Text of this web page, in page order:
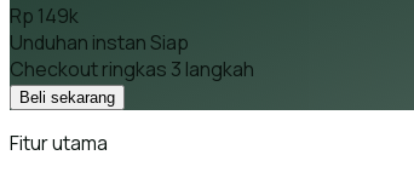
Rp 149k
Unduhan instan Siap
Checkout ringkas 3 langkah
Beli sekarang
Fitur utama